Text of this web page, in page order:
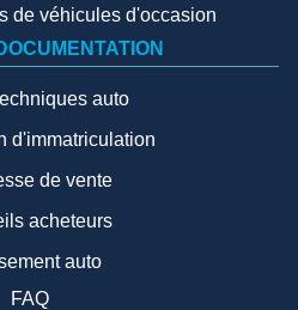
de véhicules d'occasion
auto
d'immatriculation
de vente
acheteurs
auto
FAQ